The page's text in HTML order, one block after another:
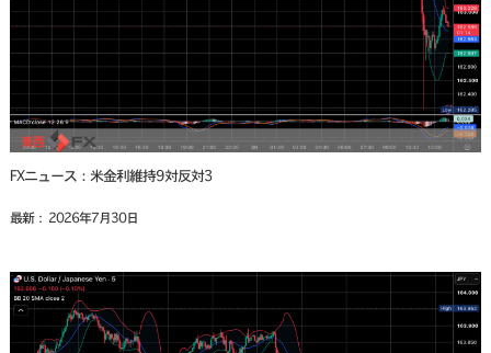
FXニュース：米金利維持9対反対3
最新： 2026年7月30日